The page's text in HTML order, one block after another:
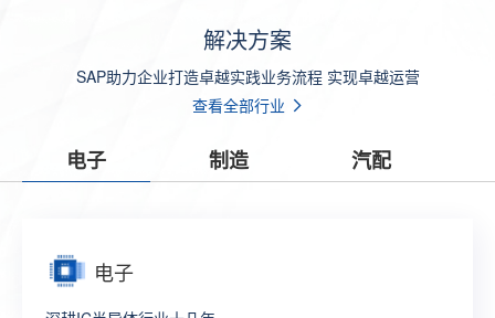
解决方案
SAP助力企业打造卓越实践业务流程 实现卓越运营
查看全部行业
电子 制造 汽配
电子
制造
汽配
零售
贸易